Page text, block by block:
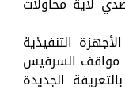
التنفيذية
مواقف السرفيس
الجديدة